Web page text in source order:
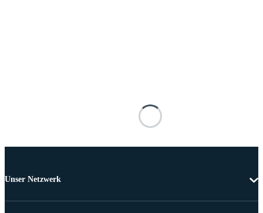
Unser Netzwerk